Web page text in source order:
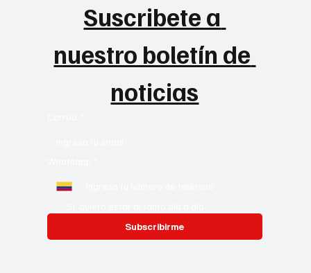
Suscribete a
nuestro boletín de
noticias
Subscribirme